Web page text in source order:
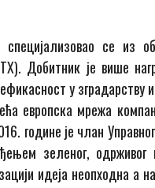
се из
Добитник је више
у зградарству
европска мрежа
године је члан
зеленог,
идеја неопходна а